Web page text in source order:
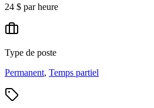
24 $ par heure
Type de poste
Permanent, Temps partiel